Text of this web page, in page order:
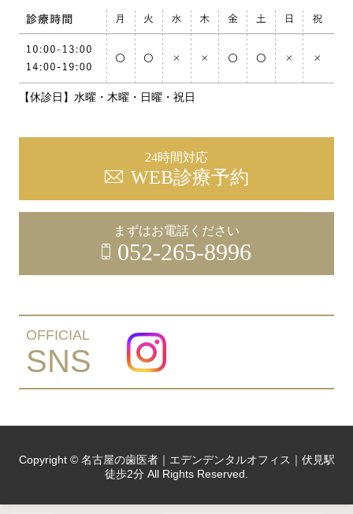
【休診日】水曜・木曜・日曜・祝日
24時間対応
WEB診療予約
まずはお電話ください
052-265-8996
OFFICIAL
SNS
Copyright © 名古屋の歯医者｜エデンデンタルオフィス｜伏見駅
徒歩2分 All Rights Reserved.